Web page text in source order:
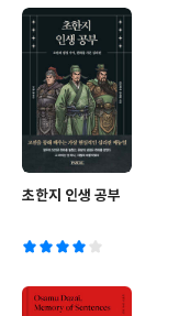
초한지 인생 공부